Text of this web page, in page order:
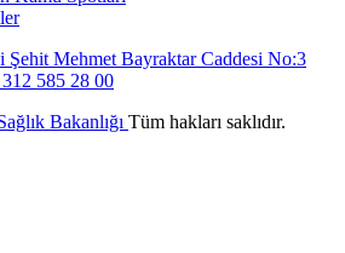
Şehit Mehmet Bayraktar Caddesi No:3
585 28 00
Bakanlığı Tüm hakları saklıdır.